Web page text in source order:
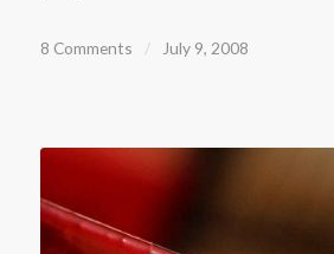
8 Comments / July 9, 2008